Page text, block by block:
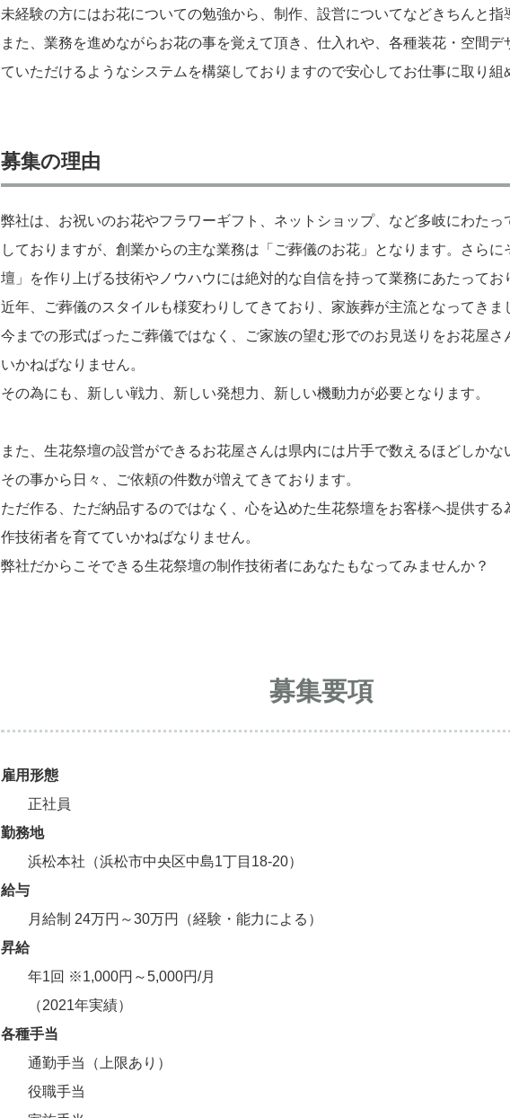
未経験の方にはお花についての勉強から、制作、設営についてなどきちんと指
また、業務を進めながらお花の事を覚えて頂き、仕入れや、各種装花・空間デ
ていただけるようなシステムを構築しておりますので安心してお仕事に取り組
募集の理由
弊社は、お祝いのお花やフラワーギフト、ネットショップ、など多岐にわたっ
しておりますが、創業からの主な業務は「ご葬儀のお花」となります。さらに
壇」を作り上げる技術やノウハウには絶対的な自信を持って業務にあたってお
近年、ご葬儀のスタイルも様変わりしてきており、家族葬が主流となってきま
今までの形式ばったご葬儀ではなく、ご家族の望む形でのお見送りをお花屋さ
いかねばなりません。
その為にも、新しい戦力、新しい発想力、新しい機動力が必要となります。
また、生花祭壇の設営ができるお花屋さんは県内には片手で数えるほどしかな
その事から日々、ご依頼の件数が増えてきております。
ただ作る、ただ納品するのではなく、心を込めた生花祭壇をお客様へ提供する
作技術者を育てていかねばなりません。
弊社だからこそできる生花祭壇の制作技術者にあなたもなってみませんか？
募集要項
雇用形態
正社員
勤務地
浜松本社（浜松市中央区中島1丁目18-20）
給与
月給制 24万円～30万円（経験・能力による）
昇給
年1回 ※1,000円～5,000円/月
（2021年実績）
各種手当
通勤手当（上限あり）
役職手当